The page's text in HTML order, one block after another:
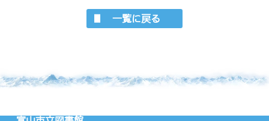
一覧に戻る